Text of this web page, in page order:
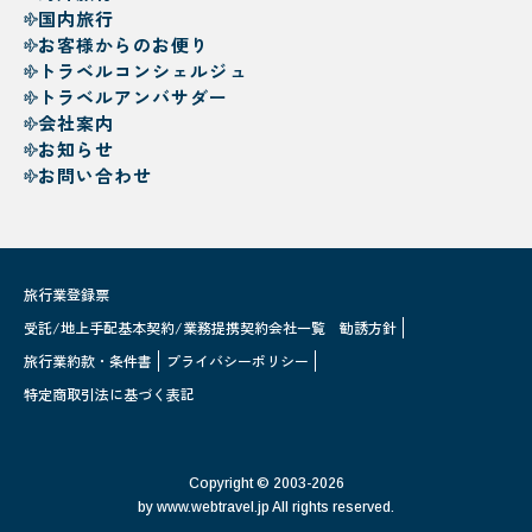
国内旅行
お客様からのお便り
トラベルコンシェルジュ
トラベルアンバサダー
会社案内
お知らせ
お問い合わせ
旅行業登録票
受託/地上手配基本契約/業務提携契約会社一覧
勧誘方針
旅行業約款・条件書
プライバシーポリシー
特定商取引法に基づく表記
Copyright © 2003-2026
by www.webtravel.jp All rights reserved.